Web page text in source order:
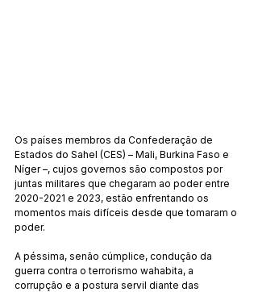
Os países membros da Confederação de
Estados do Sahel (CES) – Mali, Burkina Faso e
Níger –, cujos governos são compostos por
juntas militares que chegaram ao poder entre
2020-2021 e 2023, estão enfrentando os
momentos mais difíceis desde que tomaram o
poder.
A péssima, senão cúmplice, condução da
guerra contra o terrorismo wahabita, a
corrupção e a postura servil diante das